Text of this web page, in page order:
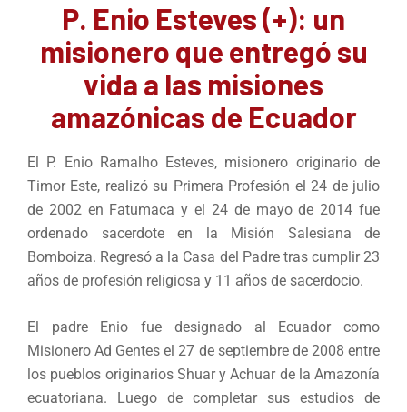
P. Enio Esteves (+): un
misionero que entregó su
vida a las misiones
amazónicas de Ecuador
El P. Enio Ramalho Esteves, misionero originario de
Timor Este, realizó su Primera Profesión el 24 de julio
de 2002 en Fatumaca y el 24 de mayo de 2014 fue
ordenado sacerdote en la Misión Salesiana de
Bomboiza. Regresó a la Casa del Padre tras cumplir 23
años de profesión religiosa y 11 años de sacerdocio.
El padre Enio fue designado al Ecuador como
Misionero Ad Gentes el 27 de septiembre de 2008 entre
los pueblos originarios Shuar y Achuar de la Amazonía
ecuatoriana. Luego de completar sus estudios de